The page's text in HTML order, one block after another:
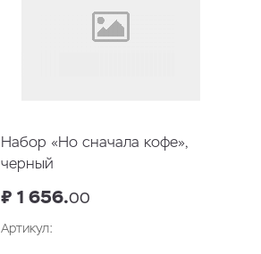
Набор «Но сначала кофе»,
черный
₽ 1 656.00
Артикул: